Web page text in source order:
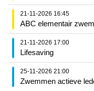
21-11-2026 16:45
ABC elementair
21-11-2026 17:00
Lifesaving
25-11-2026 21:00
Zwemmen actieve